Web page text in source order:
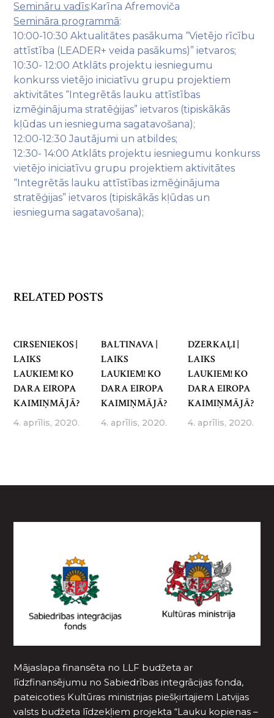
Semināru vadīs:Karīna Afremoviča
Semināra programmā:
10:00-10:30 Aktualitātes pasākuma “Vietējo rīcību
attīstība (LEADER+ veida pasākums)” ietvaros;
10:30- 12:00 Atklāts projektu iesniegumu
konkurss vietējo iniciatīvu grupu projektiem
aktivitātes “Integrētās lauku attīstības
izmēģinājuma stratēģijas” ietvaros (tipiskākās
kļūdas un iesnieguma sagatavošana);
12:00-12:30 Jautājumi un atbildes;
12:30- 14:00 Atklāts projektu iesniegumu konkurss
vietējo iniciatīvu grupu projektiem aktivitātes
“Integrētās lauku attīstības izmēģinājuma
stratēģijas” ietvaros (tipiskākās kļūdas un
iesnieguma sagatavošana);
RELATED POSTS
CIRSENIEKOS |
LAIKS
LAUKIEM! KO
DARA EIROPA
KAIMIŅMĀJĀ?
4. aprīlis, 2020.
BALTINAVA |
LAIKS
LAUKIEM! KO
DARA EIROPA
KAIMIŅMĀJĀ?
4. aprīlis, 2020.
DZERKAĻI |
LAIKS
LAUKIEM! KO
DARA EIROPA
KAIMIŅMĀJĀ?
4. aprīlis, 2020.
Mājaslapa finansēta no LLF budžeta ar
līdzfinansējumu no Sabiedrības integrācijas fonda,
pateicoties Kultūras ministrijas piešķirtajiem Latvijas
valsts budžeta līdzekļiem projekta “Lauku kopienas –